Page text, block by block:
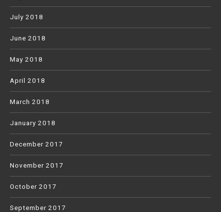
July 2018
June 2018
May 2018
April 2018
March 2018
January 2018
December 2017
November 2017
October 2017
September 2017